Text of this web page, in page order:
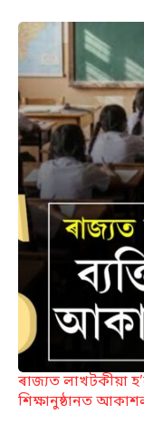
ৰাজ্যত লাখটকীয়া
শিক্ষানুষ্ঠানত